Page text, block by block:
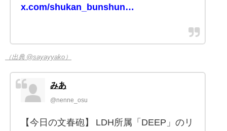
x.com/shukan_bunshun…
（出典 @sayayyako）
みあ
@nenne_osu
【今日の文春砲】 LDH所属「DEEP」のリ